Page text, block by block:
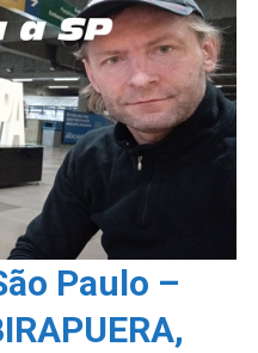
Paulo –